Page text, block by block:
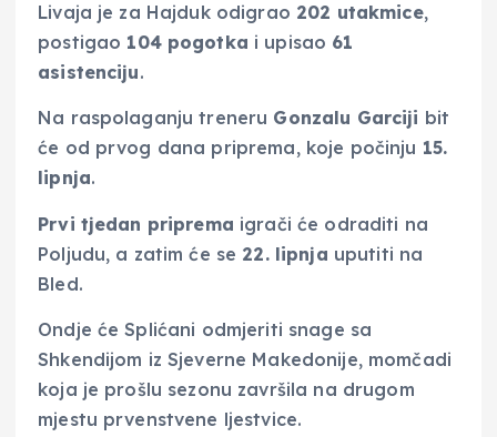
Livaja je za Hajduk odigrao 202 utakmice,
postigao 104 pogotka i upisao 61
asistenciju.
Na raspolaganju treneru Gonzalu Garciji bit
će od prvog dana priprema, koje počinju 15.
lipnja.
Prvi tjedan priprema igrači će odraditi na
Poljudu, a zatim će se 22. lipnja uputiti na
Bled.
Ondje će Splićani odmjeriti snage sa
Shkendijom iz Sjeverne Makedonije, momčadi
koja je prošlu sezonu završila na drugom
mjestu prvenstvene ljestvice.